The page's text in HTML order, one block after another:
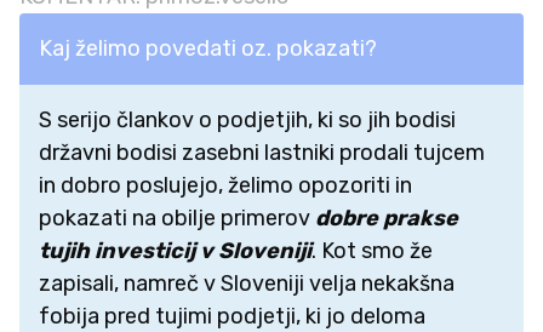
Kaj želimo povedati oz. pokazati?
S serijo člankov o podjetjih, ki so jih bodisi
državni bodisi zasebni lastniki prodali tujcem
in dobro poslujejo, želimo opozoriti in
pokazati na obilje primerov dobre prakse
tujih investicij v Sloveniji. Kot smo že
zapisali, namreč v Sloveniji velja nekakšna
fobija pred tujimi podjetji, ki jo deloma